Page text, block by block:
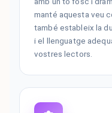
manté aquesta veu
també estableix la
i el llenguatge
vostres lectors.